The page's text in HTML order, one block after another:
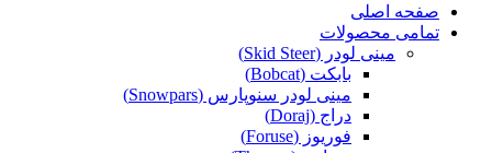
صفحه اصلی
تمامی محصولات
مینی لودر (Skid Steer)
بابکت (Bobcat)
مینی لودر سنوپارس (Snowpars)
دراج (Doraj)
فوریوز (Foruse)